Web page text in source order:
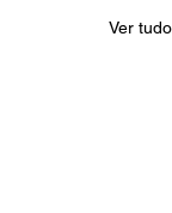
Ver tudo